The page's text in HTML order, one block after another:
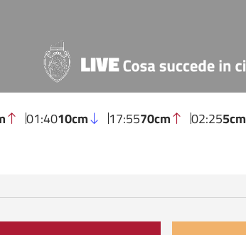
01:4010cm 17:5570cm 02:255cm